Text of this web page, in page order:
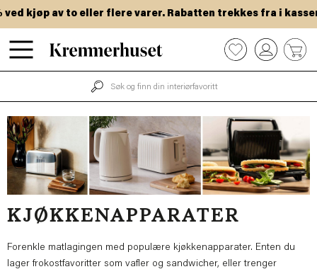
Hopp
til
hovedinnhold
kjøp av to eller flere varer. Rabatten trekkes fra i
0
KJØKKENAPPARATER
Forenkle matlagingen med populære kjøkkenapparater. Enten du
lager frokostfavoritter som vafler og sandwicher, eller trenger